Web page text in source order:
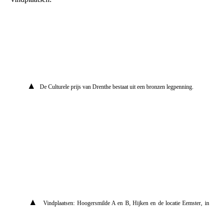
▲ De Culturele prijs van Drenthe bestaat uit een bronzen legpenning.
▲
Vindplaatsen: Hoogersmilde A en B, Hijken en de locatie Eemster, in